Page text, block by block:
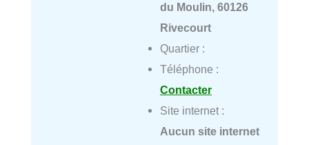
du Moulin, 60126
Rivecourt
Quartier :
Téléphone :
Contacter
Site internet :
Aucun site internet